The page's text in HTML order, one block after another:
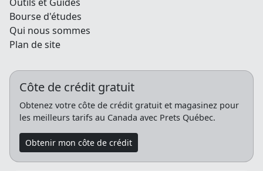
Bourse d'études
Qui nous sommes
Plan de site
Côte de crédit gratuit
Obtenez votre côte de crédit gratuit et magasinez pour
les meilleurs tarifs au Canada avec Prets Québec.
Obtenir mon côte de crédit